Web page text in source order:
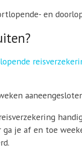
en
ga je af en toe